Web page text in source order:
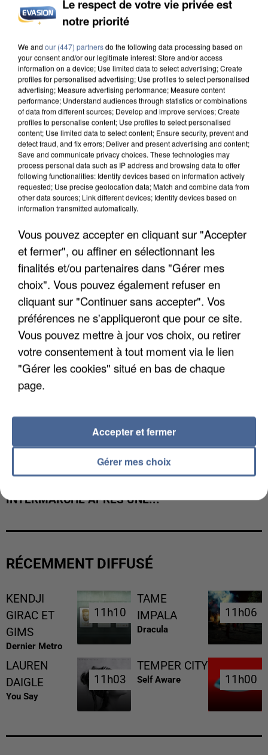
UN SECOND CADRE DE LA DZ MAFIA
UNE TOURISTE DE L’OISE EMPORTÉE PAR UNE
COULÉE DE BOUE EN HAUTE-SAVOIE
INTERMARCHÉ APRÈS UNE...
RÉCEMMENT DIFFUSÉ
KENDJI
GIRAC ET
GIMS
Dernier Metro
11h10
11h10
TAME
IMPALA
Dracula
11h06
11h06
LAUREN
DAIGLE
You Say
11h03
11h03
TEMPER CITY
Self Aware 11h00
11h00
Le respect de votre vie privée est
notre priorité
We and our (447) partnersdo the following data processing based on
your consent and/or our legitimate interest: Store and/or access
information on a device; Use limited data to select advertising; Create
profiles for personalised advertising; Use profiles to select personalised
advertising; Measure advertising performance; Measure content
performance; Understand audiences through statistics or combinations
of data from different sources; Develop and improve services; Create
profiles to personalise content; Use profiles to select personalised
content; Use limited data to select content; Ensure security, prevent and
detect fraud, and fix errors; Deliver and present advertising and content;
Save and communicate privacy choices. These technologies may
process personal data such as IP address and browsing data to offer
following functionalities: Identify devices based on information actively
requested; Use precise geolocation data; Match and combine data from
other data sources; Link different devices; Identify devices based on
information transmitted automatically.
Vous pouvez accepter en cliquant sur "Accepter
et fermer", ou affiner en sélectionnant les
finalités et/ou partenaires dans "Gérer mes
choix". Vous pouvez également refuser en
cliquant sur "Continuer sans accepter". Vos
préférences ne s'appliqueront que pour ce site.
Vous pouvez mettre à jour vos choix, ou retirer
votre consentement à tout moment via le lien
"Gérer les cookies" situé en bas de chaque
page.
Gérer mes choix
Accepter et fermer